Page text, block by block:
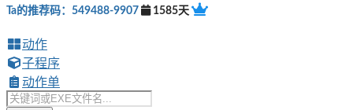
Ta的推荐码：549488-9907 1585天
动作
子程序
动作单